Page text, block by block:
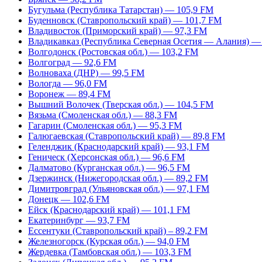
Бугульма (Республика Татарстан) — 105,9 FM
Буденновск (Ставропольский край) — 101,7 FM
Владивосток (Приморский край) — 97,3 FM
Владикавказ (Республика Северная Осетия — Алания)
Волгодонск (Ростовская обл.) — 103,2 FM
Волгоград — 92,6 FM
Волноваха (ДНР) — 99,5 FM
Вологда — 96,0 FM
Воронеж — 89,4 FM
Вышний Волочек (Тверская обл.) — 104,5 FM
Вязьма (Смоленская обл.) — 88,3 FM
Гагарин (Смоленская обл.) — 95,3 FM
Галюгаевская (Ставропольский край) — 89,8 FM
Геленджик (Краснодарский край) — 93,1 FM
Геническ (Херсонская обл.) — 96,6 FM
Далматово (Курганская обл.) — 96,5 FM
Дзержинск (Нижегородская обл.) — 89,2 FM
Димитровград (Ульяновская обл.) — 97,1 FM
Донецк — 102,6 FM
Ейск (Краснодарский край) — 101,1 FM
Екатеринбург — 93,7 FM
Ессентуки (Ставропольский край) – 89,2 FM
Железногорск (Курская обл.) — 94,0 FM
Жердевка (Тамбовская обл.) — 103,3 FM